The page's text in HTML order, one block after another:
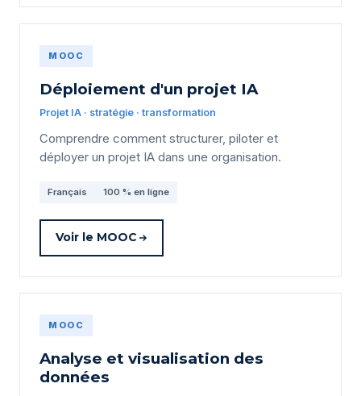
MOOC
Déploiement d'un projet IA
Projet IA · stratégie · transformation
Comprendre comment structurer, piloter et
déployer un projet IA dans une organisation.
Français 100 % en ligne
Voir le MOOC
MOOC
Analyse et visualisation des
données